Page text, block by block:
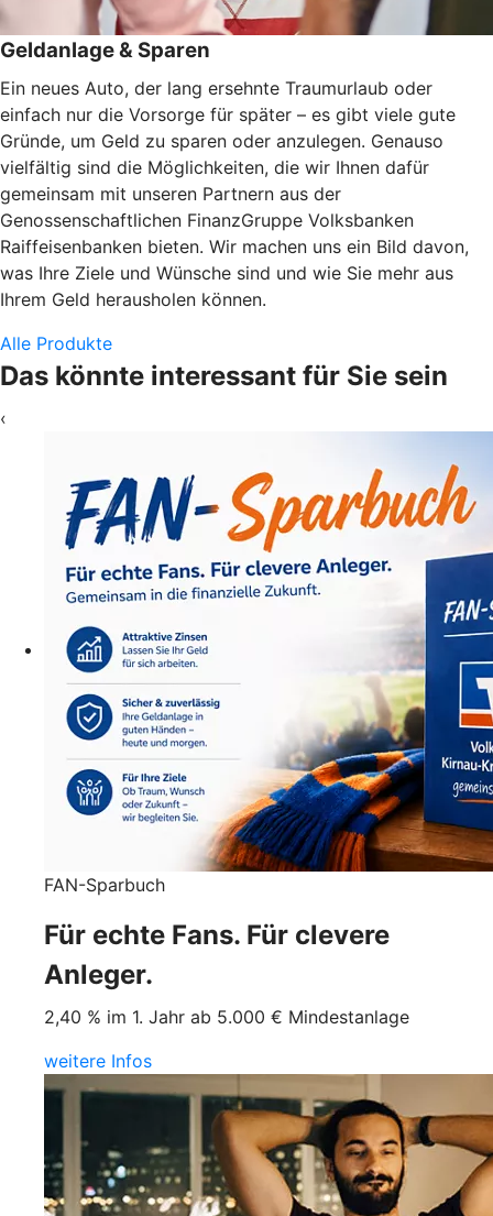
Geldanlage & Sparen
Ein neues Auto, der lang ersehnte Traumurlaub oder
einfach nur die Vorsorge für später – es gibt viele gute
Gründe, um Geld zu sparen oder anzulegen. Genauso
vielfältig sind die Möglichkeiten, die wir Ihnen dafür
gemeinsam mit unseren Partnern aus der
Genossenschaftlichen FinanzGruppe Volksbanken
Raiffeisenbanken bieten. Wir machen uns ein Bild davon,
was Ihre Ziele und Wünsche sind und wie Sie mehr aus
Ihrem Geld herausholen können.
Alle Produkte
Das könnte interessant für Sie sein
‹
FAN-Sparbuch
Für echte Fans. Für clevere
Anleger.
2,40 % im 1. Jahr ab 5.000 € Mindestanlage
weitere Infos